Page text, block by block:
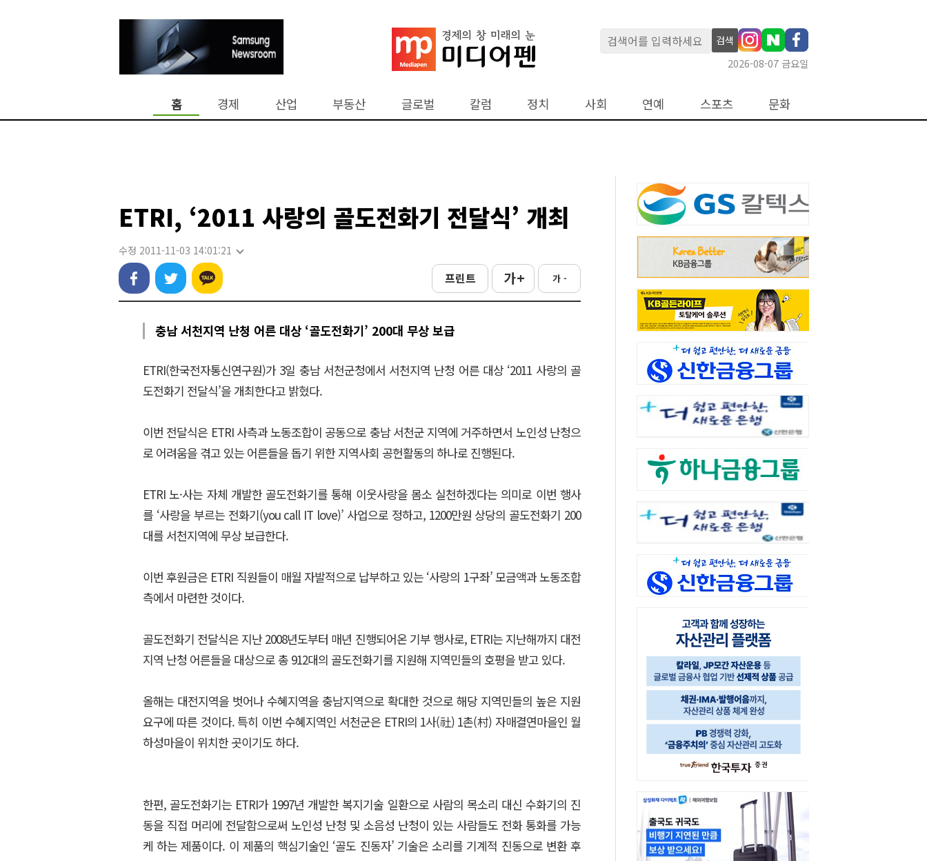
검색
2026-08-07 금요일
홈 경제 산업 부동산 글로벌 칼럼 정치 사회 연예 스포츠 문화
ETRI, ‘2011 사랑의 골도전화기 전달식’ 개최
수정 2011-11-03 14:01:21
프린트 가 + 가 -
충남 서천지역 난청 어른 대상 ‘골도전화기’ 200대 무상 보급
ETRI(한국전자통신연구원)가 3일 충남 서천군청에서 서천지역 난청 어른 대상 ‘2011 사랑의 골
도전화기 전달식’을 개최한다고 밝혔다.
이번 전달식은 ETRI 사측과 노동조합이 공동으로 충남 서천군 지역에 거주하면서 노인성 난청으
로 어려움을 겪고 있는 어른들을 돕기 위한 지역사회 공헌활동의 하나로 진행된다.
ETRI 노·사는 자체 개발한 골도전화기를 통해 이웃사랑을 몸소 실천하겠다는 의미로 이번 행사
를 ‘사랑을 부르는 전화기(you call IT love)’ 사업으로 정하고, 1200만원 상당의 골도전화기 200
대를 서천지역에 무상 보급한다.
이번 후원금은 ETRI 직원들이 매월 자발적으로 납부하고 있는 ‘사랑의 1구좌’ 모금액과 노동조합
측에서 마련한 것이다.
골도전화기 전달식은 지난 2008년도부터 매년 진행되어온 기부 행사로, ETRI는 지난해까지 대전
지역 난청 어른들을 대상으로 총 912대의 골도전화기를 지원해 지역민들의 호평을 받고 있다.
올해는 대전지역을 벗어나 수혜지역을 충남지역으로 확대한 것으로 해당 지역민들의 높은 지원
요구에 따른 것이다. 특히 이번 수혜지역인 서천군은 ETRI의 1사(社) 1촌(村) 자매결연마을인 월
하성마을이 위치한 곳이기도 하다.
한편, 골도전화기는 ETRI가 1997년 개발한 복지기술 일환으로 사람의 목소리 대신 수화기의 진
동을 직접 머리에 전달함으로써 노인성 난청 및 소음성 난청이 있는 사람들도 전화 통화를 가능
케 하는 제품이다. 이 제품의 핵심기술인 ‘골도 진동자’ 기술은 소리를 기계적 진동으로 변환 후